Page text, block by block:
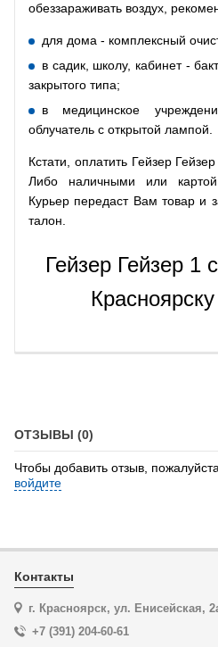
обеззараживать воздух,
для дома - комплексный
в садик, школу, кабинет -
закрытого типа;
в медицинское
облучатель c открытой лампой.
Кстати, оплатить Гейзер
Либо наличными или картой
Курьер передаст Вам товар и
талон.
Гейзер Гейзер 1
ОТЗЫВЫ (0)
Чтобы добавить отзыв,
войдите
Контакты
г. Красноярск, ул. Енисейская,
+7 (391) 204-60-61